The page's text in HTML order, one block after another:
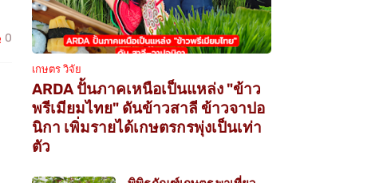
0
เกษตร วิจัย
ARDA ปั้นภาคเหนือเป็นแหล่ง "ข้าว
พรีเมียมไทย" ดันข้าวสาลี ข้าวจาปอ
นิกา เพิ่มรายได้เกษตรกรพุ่งเป็นเท่า
ตัว